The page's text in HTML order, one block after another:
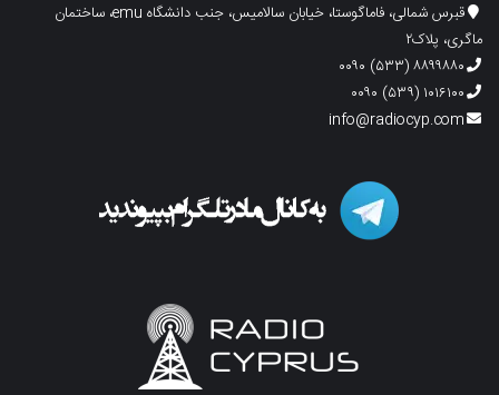
قبرس شمالی، فاماگوستا، خیابان سالامیس، جنب دانشگاه emu، ساختمان
ماگری، پلاک۲
۸۸۹۹۸۸۰ (۵۳۳) ۰۰۹۰
۱۰۱۶۱۰۰ (۵۳۹) ۰۰۹۰
info@radiocyp.com